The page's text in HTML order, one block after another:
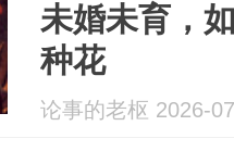
未婚未育，
种花
论事的老枢 2026-